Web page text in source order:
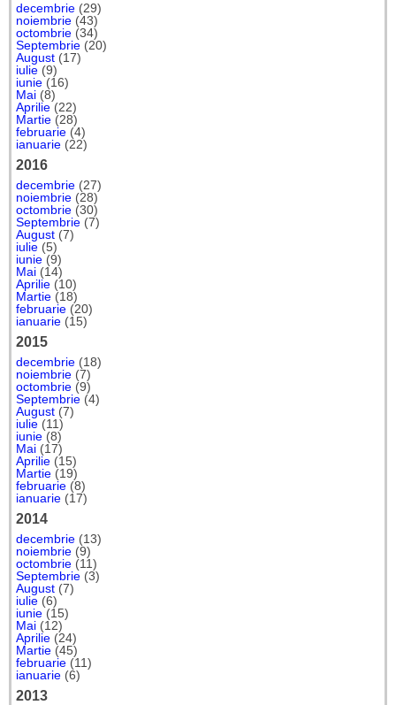
decembrie (29)
noiembrie (43)
octombrie (34)
Septembrie (20)
August (17)
iulie (9)
iunie (16)
Mai (8)
Aprilie (22)
Martie (28)
februarie (4)
ianuarie (22)
2016
decembrie (27)
noiembrie (28)
octombrie (30)
Septembrie (7)
August (7)
iulie (5)
iunie (9)
Mai (14)
Aprilie (10)
Martie (18)
februarie (20)
ianuarie (15)
2015
decembrie (18)
noiembrie (7)
octombrie (9)
Septembrie (4)
August (7)
iulie (11)
iunie (8)
Mai (17)
Aprilie (15)
Martie (19)
februarie (8)
ianuarie (17)
2014
decembrie (13)
noiembrie (9)
octombrie (11)
Septembrie (3)
August (7)
iulie (6)
iunie (15)
Mai (12)
Aprilie (24)
Martie (45)
februarie (11)
ianuarie (6)
2013